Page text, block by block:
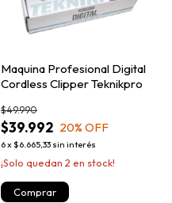
Maquina Profesional Digital
Cordless Clipper Teknikpro
$39.992
$49.990
20% OFF
6x $6.665,33 sin interés
¡Solo quedan 2 en stock!